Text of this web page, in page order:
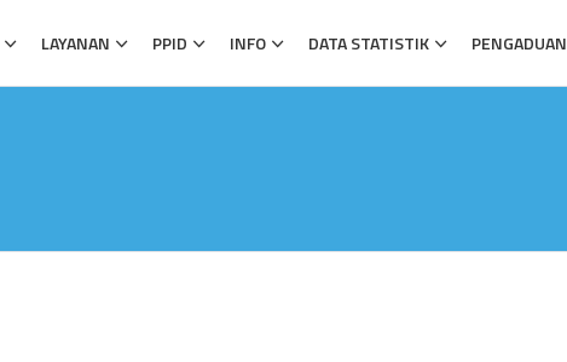
LAYANAN PPID INFO DATA STATISTIK PENGADUAN